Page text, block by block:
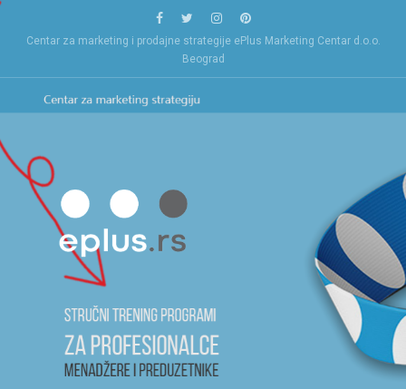
Skip
Centar za marketing i prodajne strategije ePlus Marketing Centar d.o.o.
Beograd